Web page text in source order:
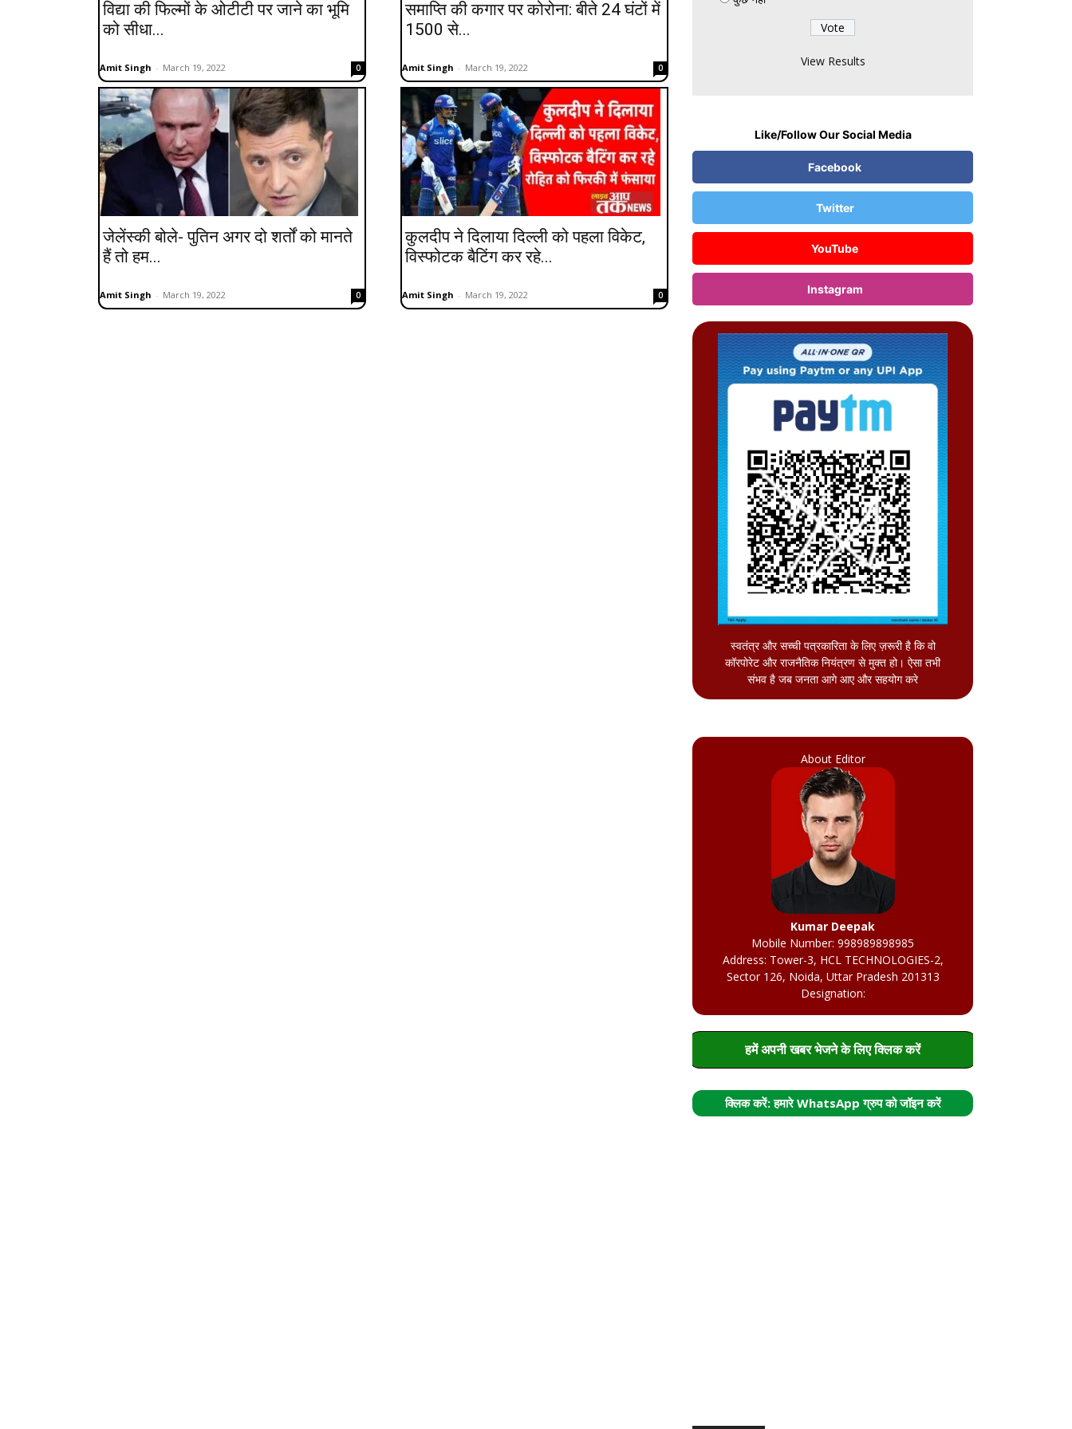
विद्या की फिल्मों के ओटीटी पर जाने का भूमि
को सीधा...
Amit Singh - March 19, 2022 0
समाप्ति की कगार पर कोरोना: बीते 24 घंटों में
1500 से...
Amit Singh - March 19, 2022 0
जेलेंस्की बोले- पुतिन अगर दो शर्तों को मानते
हैं तो हम...
Amit Singh - March 19, 2022 0
कुलदीप ने दिलाया दिल्ली को पहला विकेट,
विस्फोटक बैटिंग कर रहे...
Amit Singh - March 19, 2022 0
View Results
Like/Follow Our Social Media
Facebook
Twitter
YouTube
Instagram
स्वतंत्र और सच्ची पत्रकारिता के लिए ज़रूरी है कि वो
कॉरपोरेट और राजनैतिक नियंत्रण से मुक्त हो। ऐसा तभी
संभव है जब जनता आगे आए और सहयोग करे
About Editor
Kumar Deepak
Mobile Number: 998989898985
Address: Tower-3, HCL TECHNOLOGIES-2,
Sector 126, Noida, Uttar Pradesh 201313
Designation:
हमें अपनी खबर भेजने के लिए क्लिक करें
क्लिक करें: हमारे WhatsApp ग्रुप को जॉइन करें